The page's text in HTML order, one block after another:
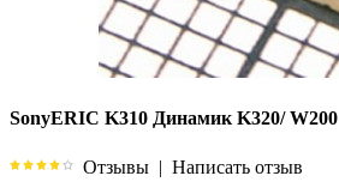
SonyERIC K310 Динамик K320/ W200
Отзывы | Написать отзыв